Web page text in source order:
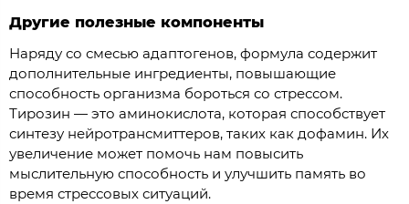
Другие полезные компоненты
Наряду со смесью адаптогенов, формула содержит
дополнительные ингредиенты, повышающие
способность организма бороться со стрессом.
Тирозин — это аминокислота, которая способствует
синтезу нейротрансмиттеров, таких как дофамин. Их
увеличение может помочь нам повысить
мыслительную способность и улучшить память во
время стрессовых ситуаций.